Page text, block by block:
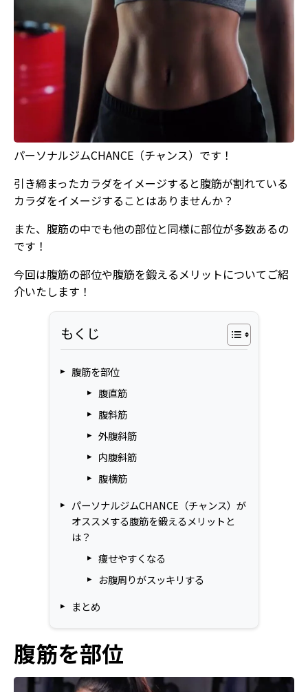
パーソナルジムCHANCE（チャンス）です！
引き締まったカラダをイメージすると腹筋が割れている
カラダをイメージすることはありませんか？
また、腹筋の中でも他の部位と同様に部位が多数あるの
です！
今回は腹筋の部位や腹筋を鍛えるメリットについてご紹
介いたします！
もくじ
腹筋を部位
腹直筋
腹斜筋
外腹斜筋
内腹斜筋
腹横筋
パーソナルジムCHANCE（チャンス）が
オススメする腹筋を鍛えるメリットと
は？
痩せやすくなる
お腹周りがスッキリする
まとめ
腹筋を部位